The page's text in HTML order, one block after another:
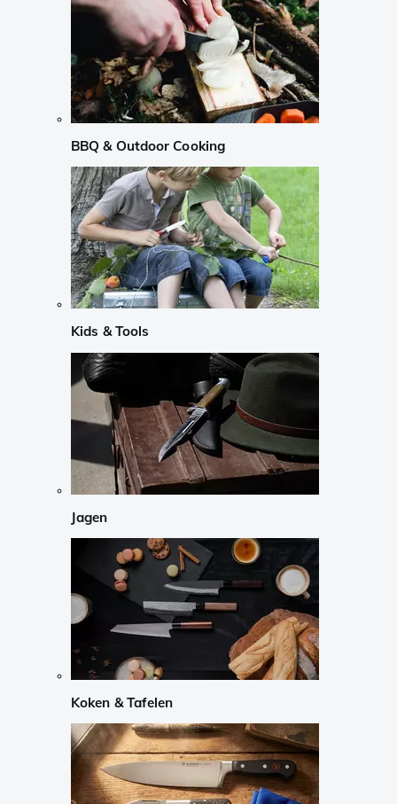
BBQ & Outdoor Cooking
Kids & Tools
Jagen
Koken & Tafelen